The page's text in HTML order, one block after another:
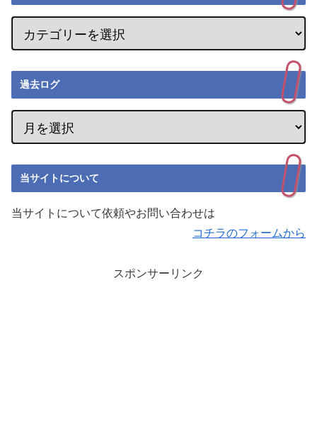
過去ログ
当サイトについて
当サイトについて依頼やお問い合わせは
コチラのフォームから
スポンサーリンク